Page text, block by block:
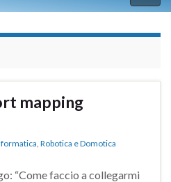
mapping
, Robotica e Domotica
“Come faccio a collegarmi